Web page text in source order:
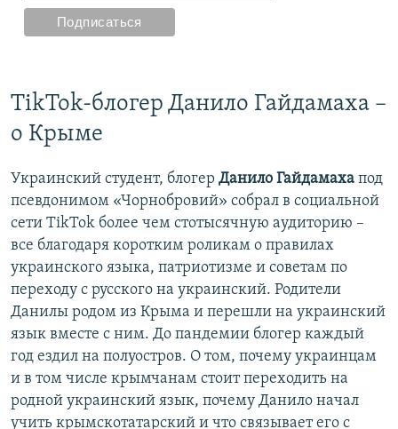
TikTok-блогер Данило Гайдамаха –
о Крыме
Украинский студент, блогер Данило Гайдамаха под
псевдонимом «Чорнобровий» собрал в социальной
сети TikTok более чем стотысячную аудиторию –
все благодаря коротким роликам о правилах
украинского языка, патриотизме и советам по
переходу с русского на украинский. Родители
Данилы родом из Крыма и перешли на украинский
язык вместе с ним. До пандемии блогер каждый
год ездил на полуостров. О том, почему украинцам
и в том числе крымчанам стоит переходить на
родной украинский язык, почему Данило начал
учить крымскотатарский и что связывает его с